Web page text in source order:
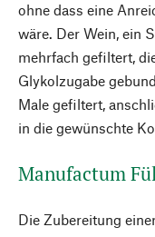
ohne dass eine
wäre. Der Wein, ein
mehrfach gefiltert,
Glykolzugabe
Male gefiltert,
in die gewünschte
Manufactum
Die Zubereitung